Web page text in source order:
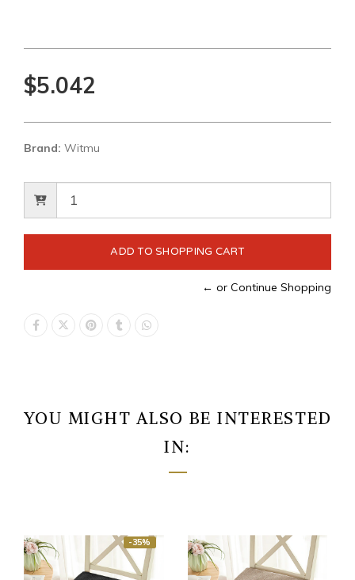
$5.042
Brand: Witmu
← or Continue Shopping
YOU MIGHT ALSO BE INTERESTED
IN:
-35%